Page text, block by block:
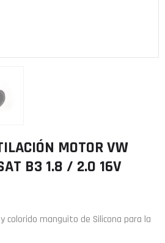
MOTOR VW
B3 1.8 / 2.0 16V
colorido manguito de Silicona para la